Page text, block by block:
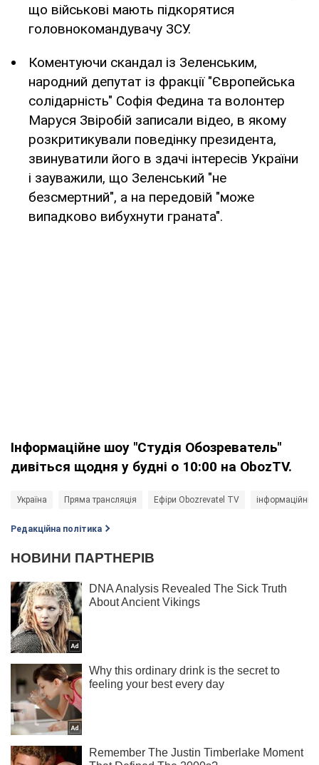
що військові мають підкорятися
головнокомандувачу ЗСУ.
Коментуючи скандал із Зеленським,
народний депутат із фракції "Європейська
солідарність" Софія Федина та волонтер
Маруся Звіробій записали відео, в якому
розкритикували поведінку президента,
звинуватили його в здачі інтересів України
і зауважили, що Зеленський "не
безсмертний", а на передовій "може
випадково вибухнути граната".
Інформаційне шоу "Студія Обозреватель"
дивіться щодня у будні о 10:00 на ObozTV.
Україна Пряма трансляція Ефіри Obozrevatel TV інформаційні
Редакційна політика